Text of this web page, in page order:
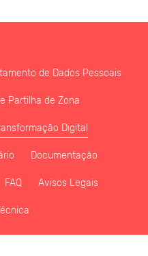
de Dados Pessoais
Partilha de Zona
Digital
Documentação
FAQ Avisos Legais